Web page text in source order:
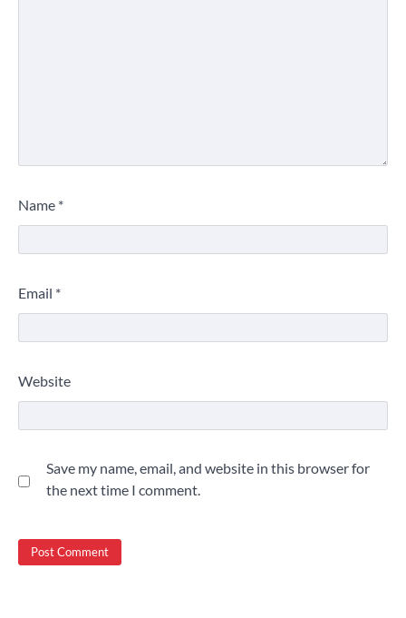
Name *
Email *
Website
Save my name, email, and website in this browser for
the next time I comment.